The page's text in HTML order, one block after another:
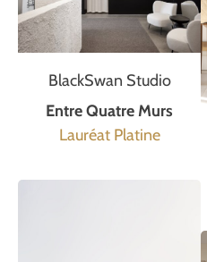
BlackSwan Studio
Entre Quatre Murs
Lauréat Platine